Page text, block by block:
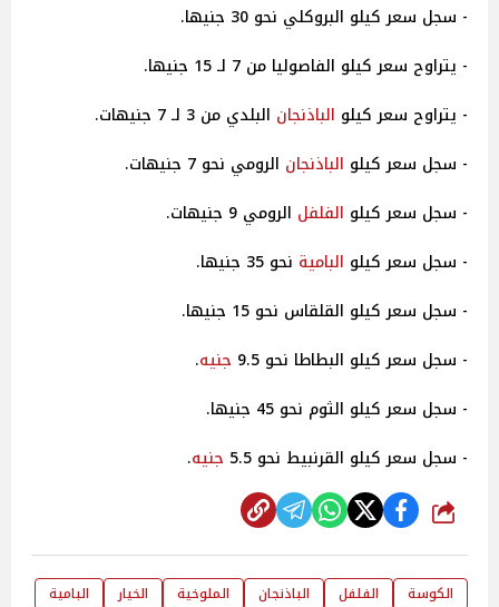
- سجل سعر كيلو البروكلي نحو 30 جنيها.
- يتراوح سعر كيلو الفاصوليا من 7 لـ 15 جنيها.
- يتراوح سعر كيلو الباذنجان البلدي من 3 لـ 7 جنيهات.
- سجل سعر كيلو الباذنجان الرومي نحو 7 جنيهات.
- سجل سعر كيلو الفلفل الرومي 9 جنيهات.
- سجل سعر كيلو البامية نحو 35 جنيها.
- سجل سعر كيلو القلقاس نحو 15 جنيها.
- سجل سعر كيلو البطاطا نحو 9.5
جنيه.
- سجل سعر كيلو الثوم نحو 45 جنيها.
- سجل سعر كيلو القرنبيط نحو 5.5
جنيه.
شارك
الكوسة الفلفل الباذنجان الملوخية الخيار
البامية